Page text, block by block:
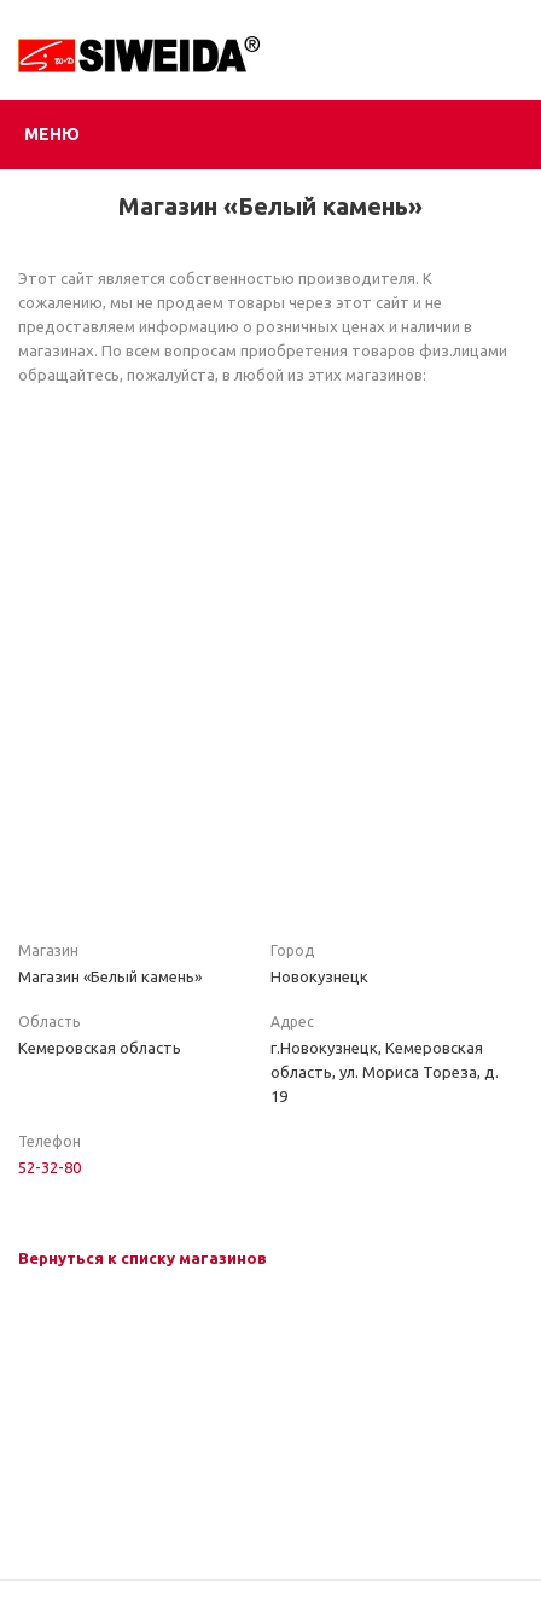
МЕНЮ
Магазин «Белый камень»
Этот сайт является собственностью производителя. К
сожалению, мы не продаем товары через этот сайт и не
предоставляем информацию о розничных ценах и наличии в
магазинах. По всем вопросам приобретения товаров физ.лицами
обращайтесь, пожалуйста, в любой из этих магазинов:
Магазин
Магазин «Белый камень»
Город
Новокузнецк
Область
Кемеровская область
Адрес
г.Новокузнецк, Кемеровская
область, ул. Мориса Тореза, д.
19
Телефон
52-32-80
Вернуться к списку магазинов